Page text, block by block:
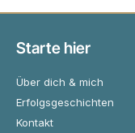
Starte hier
Über dich & mich
Erfolgsgeschichten
Kontakt